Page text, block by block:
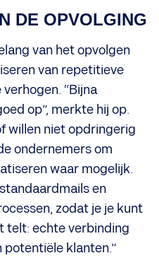
DE OPVOLGING
van het opvolgen
van repetitieve
“Bijna
op”, merkte hij op.
willen niet opdringerig
ondernemers om
waar mogelijk.
en
zodat je je kunt
telt: echte verbinding
klanten.”